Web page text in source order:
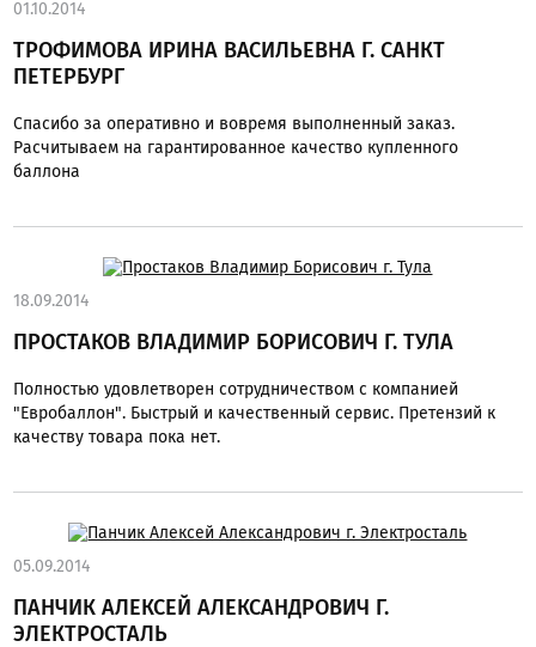
01.10.2014
ТРОФИМОВА ИРИНА ВАСИЛЬЕВНА Г. САНКТ
ПЕТЕРБУРГ
Спасибо за оперативно и вовремя выполненный заказ.
Расчитываем на гарантированное качество купленного
баллона
18.09.2014
ПРОСТАКОВ ВЛАДИМИР БОРИСОВИЧ Г. ТУЛА
Полностью удовлетворен сотрудничеством с компанией
"Евробаллон". Быстрый и качественный сервис. Претензий к
качеству товара пока нет.
05.09.2014
ПАНЧИК АЛЕКСЕЙ АЛЕКСАНДРОВИЧ Г.
ЭЛЕКТРОСТАЛЬ